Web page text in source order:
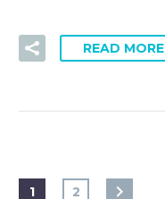
READ MORE
1 2